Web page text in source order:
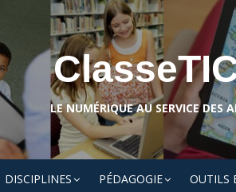
LE NUMÉRIQUE AU SERVICE DES
DISCIPLINES PÉDAGOGIE OUTILS